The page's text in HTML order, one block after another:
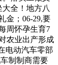
全！地方八
金；06-29,要
周怀孕生育7
农业出产形成
电动汽车零部
制制商需要